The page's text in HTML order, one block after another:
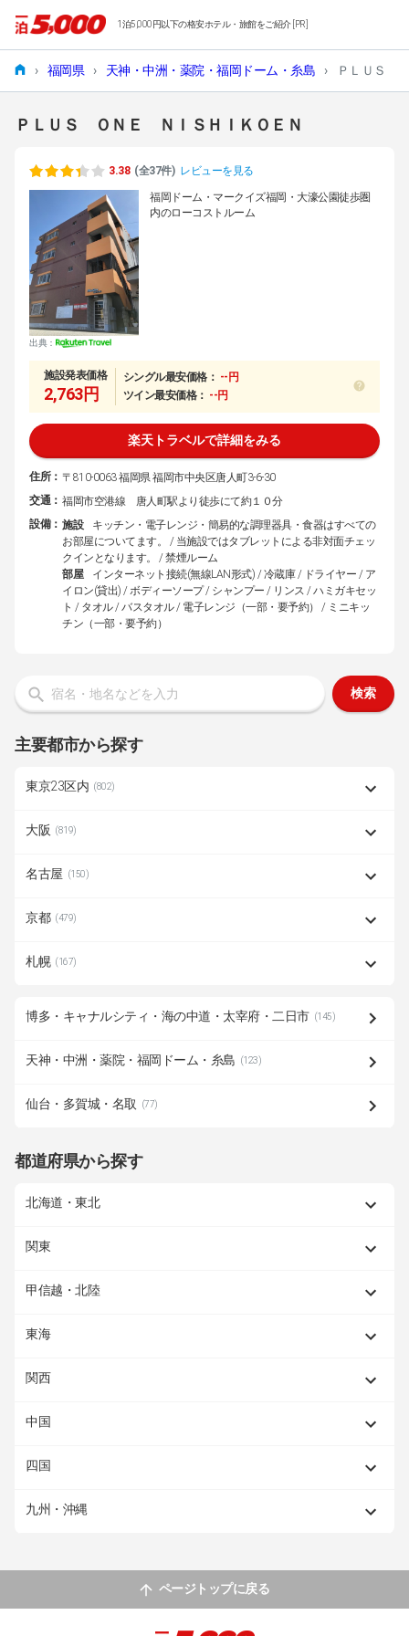
1泊5,000円以下の格安ホテル・旅館をご紹介 [PR]
› 福岡県 › 天神・中洲・薬院・福岡ドーム・糸島 › ＰＬＵＳ
ＰＬＵＳ ＯＮＥ ＮＩＳＨＩＫＯＥＮ
3.38 (全37件) レビューを見る
出典：
福岡ドーム・マークイズ福岡・大濠公園徒歩圏
内のローコストルーム
施設発表価格
2,763円
シングル最安価格： --円
ツイン最安価格： --円
楽天トラベルで詳細をみる
住所： 〒810-0063 福岡県 福岡市中央区唐人町3-6-30
交通： 福岡市空港線 唐人町駅より徒歩にて約１０分
設備： 施設
キッチン・電子レンジ・簡易的な調理器具・食器はすべての
お部屋についてます。 / 当施設ではタブレットによる非対面チェッ
クインとなります。 / 禁煙ルーム
部屋
インターネット接続(無線LAN形式) / 冷蔵庫 / ドライヤー / ア
イロン(貸出) / ボディーソープ / シャンプー / リンス / ハミガキセッ
ト / タオル / バスタオル / 電子レンジ（一部・要予約） / ミニキッ
チン（一部・要予約）
検索
主要都市から探す
東京23区内 (802)
大阪 (819)
名古屋 (150)
京都 (479)
札幌 (167)
博多・キャナルシティ・海の中道・太宰府・二日市 (145)
天神・中洲・薬院・福岡ドーム・糸島 (123)
仙台・多賀城・名取 (77)
都道府県から探す
北海道・東北
関東
甲信越・北陸
東海
関西
中国
四国
九州・沖縄
ページトップに戻る